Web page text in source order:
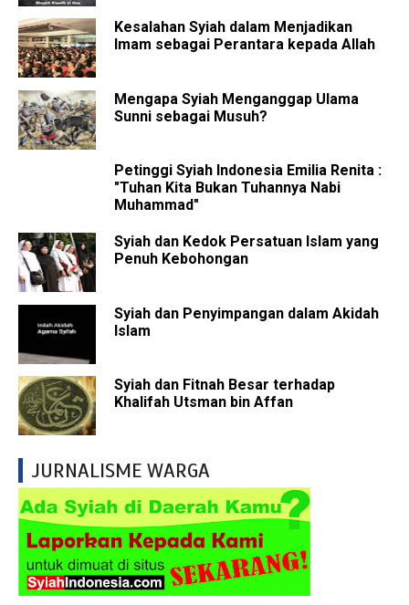
Kesalahan Syiah dalam Menjadikan
Imam sebagai Perantara kepada Allah
Mengapa Syiah Menganggap Ulama
Sunni sebagai Musuh?
Petinggi Syiah Indonesia Emilia Renita :
"Tuhan Kita Bukan Tuhannya Nabi
Muhammad"
Syiah dan Kedok Persatuan Islam yang
Penuh Kebohongan
Syiah dan Penyimpangan dalam Akidah
Islam
Syiah dan Fitnah Besar terhadap
Khalifah Utsman bin Affan
JURNALISME WARGA